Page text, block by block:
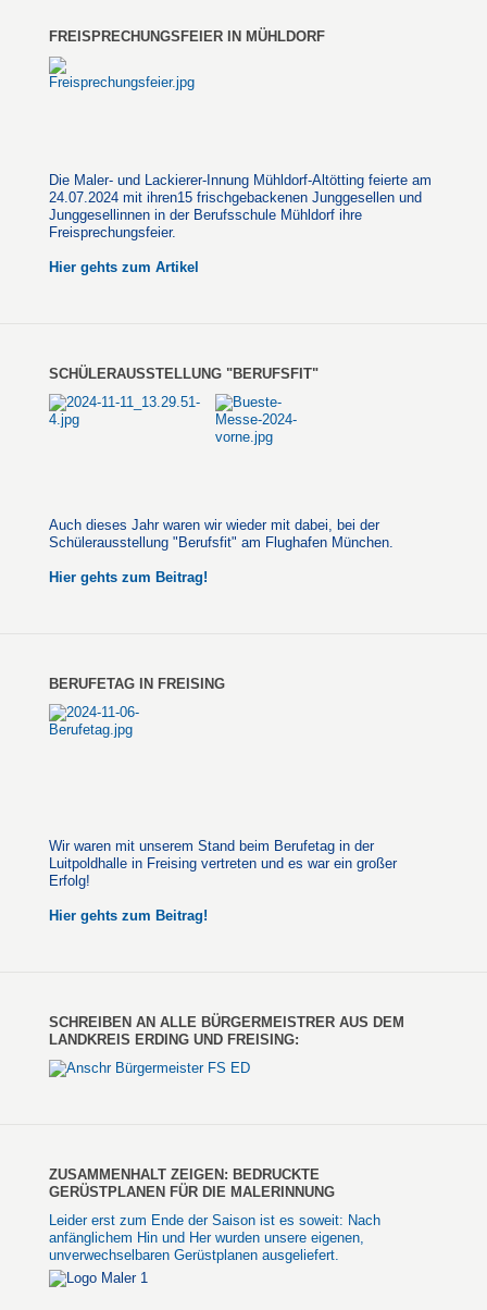
FREISPRECHUNGSFEIER IN MÜHLDORF
Die Maler- und Lackierer-Innung Mühldorf-Altötting feierte am
24.07.2024 mit ihren15 frischgebackenen Junggesellen und
Junggesellinnen in der Berufsschule Mühldorf ihre
Freisprechungsfeier.
Hier gehts zum Artikel
SCHÜLERAUSSTELLUNG "BERUFSFIT"
Auch dieses Jahr waren wir wieder mit dabei, bei der
Schülerausstellung "Berufsfit" am Flughafen München.
Hier gehts zum Beitrag!
BERUFETAG IN FREISING
Wir waren mit unserem Stand beim Berufetag in der
Luitpoldhalle in Freising vertreten und es war ein großer
Erfolg!
Hier gehts zum Beitrag!
SCHREIBEN AN ALLE BÜRGERMEISTRER AUS DEM
LANDKREIS ERDING UND FREISING:
ZUSAMMENHALT ZEIGEN: BEDRUCKTE
GERÜSTPLANEN FÜR DIE MALERINNUNG
Leider erst zum Ende der Saison ist es soweit: Nach
anfänglichem Hin und Her wurden unsere eigenen,
unverwechselbaren Gerüstplanen ausgeliefert.